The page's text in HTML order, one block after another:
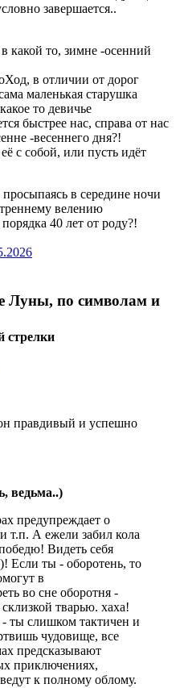
завершается..
какой то, зимне -осенний
в отличии от дорог
маленькая старушка
то девичье
быстрее нас, справа от нас
-весеннего дня?!
с собой, или пусть идёт
в середине ночи
велению
40 лет от роду?!
Луны, по символам и
стрелки
правдивый и успешно
ведьма..)
предупреждает о
т.п. А ежели забил кола
Видеть себя
Если ты - оборотень, то
в
во сне оборотня -
тварью. хаха!
ты слишком тактичен и
чудовище, все
предсказывают
приключениях,
к полному облому.